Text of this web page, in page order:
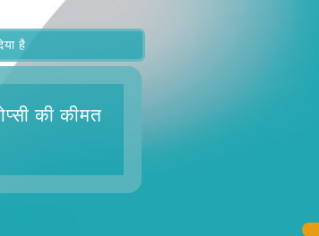
है
की कीमत